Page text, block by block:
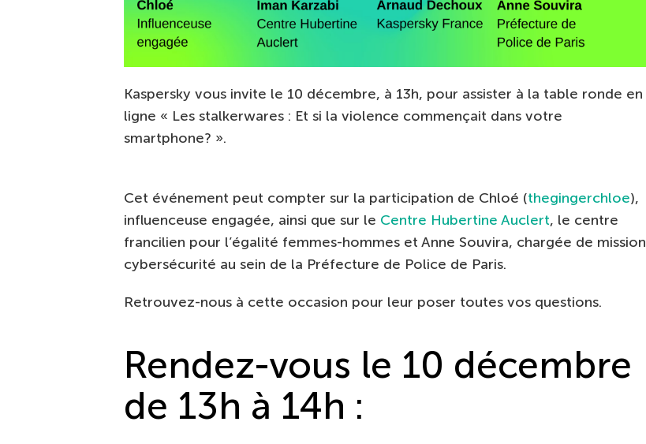
Kaspersky vous invite le 10 décembre, à 13h, pour assister à la table ronde en
ligne « Les stalkerwares : Et si la violence commençait dans votre
smartphone? ».
Cet événement peut compter sur la participation de Chloé (thegingerchloe),
influenceuse engagée, ainsi que sur le Centre Hubertine Auclert, le centre
francilien pour l’égalité femmes-hommes et Anne Souvira, chargée de mission
cybersécurité au sein de la Préfecture de Police de Paris.
Retrouvez-nous à cette occasion pour leur poser toutes vos questions.
Rendez-vous le 10 décembre
de 13h à 14h :